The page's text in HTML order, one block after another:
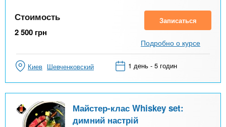
Стоимость
2 500 грн
Записаться
Подробно о курсе
Киев Шевченковский 1 день - 5 годин
Майстер-клас Whiskey set:
димний настрій